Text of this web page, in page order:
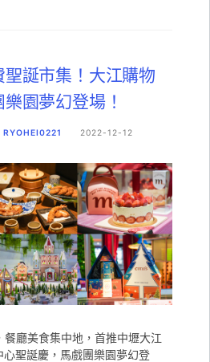
誕市集！大江購物
園夢幻登場！
RYOHEI0221 2022-12-12
廳美食集中地，首推中壢大江
聖誕慶，馬戲團樂園夢幻登